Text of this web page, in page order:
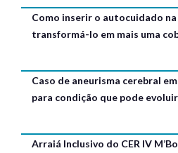
Como inserir o autocuidado
transformá-lo em mais uma
Caso de aneurisma cerebral
para condição que pode
Arraiá Inclusivo do CER IV